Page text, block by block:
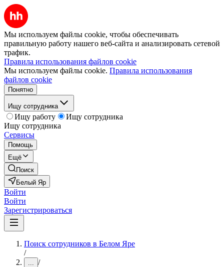
Мы используем файлы cookie, чтобы обеспечивать
правильную работу нашего веб-сайта и анализировать сетевой
трафик.
Правила использования файлов cookie
Мы используем файлы cookie. Правила использования
файлов cookie
Понятно
Ищу сотрудника
Ищу работу
Ищу сотрудника
Ищу сотрудника
Сервисы
Помощь
Ещё
Поиск
Белый Яр
Войти
Войти
Зарегистрироваться
Поиск сотрудников в Белом Яре
/
... /